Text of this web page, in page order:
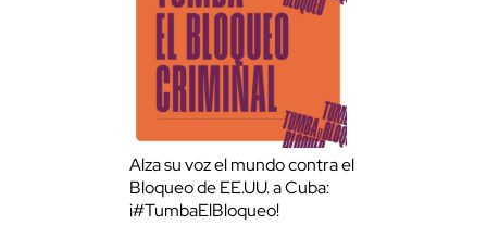
Alza su voz el mundo contra el
Bloqueo de EE.UU. a Cuba:
¡#TumbaElBloqueo!